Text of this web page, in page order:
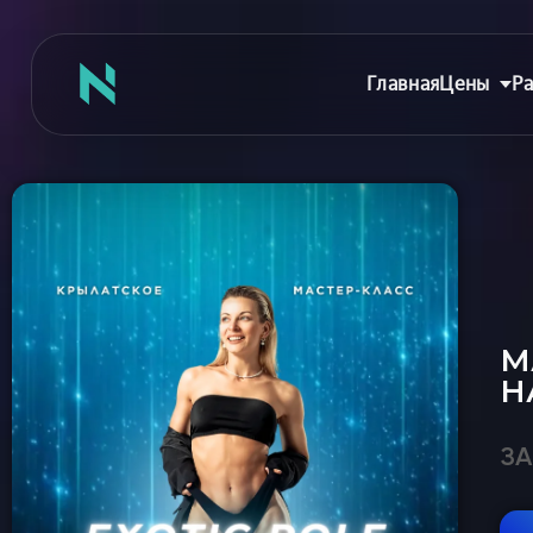
ГлавнаяЦены
Главная
Цены
Абонементы
Аренда зала
Сертификаты
Съемка танцев
Девичник
Расписание